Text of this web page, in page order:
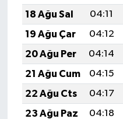
18 Ağu Sal
04:11
19 Ağu Çar
04:12
20 Ağu Per
04:14
21 Ağu Cum
04:15
22 Ağu Cts
04:17
23 Ağu Paz
04:18